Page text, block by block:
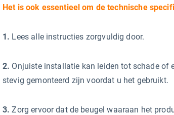
Het is ook essentieel om de technische
1. Lees alle instructies zorgvuldig door.
2. Onjuiste installatie kan leiden tot schade of
stevig gemonteerd zijn voordat u het gebruikt.
3.Zorg ervoor dat de beugel waaraan het